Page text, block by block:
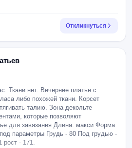
Откликнуться
Ткани нет. Вечернее платье с
либо похожей ткани. Корсет
талию. Зона декольте
которые позволяют
для завязания Длина: макси Форма
параметры Грудь - 80 Под грудью -
рост - 171.